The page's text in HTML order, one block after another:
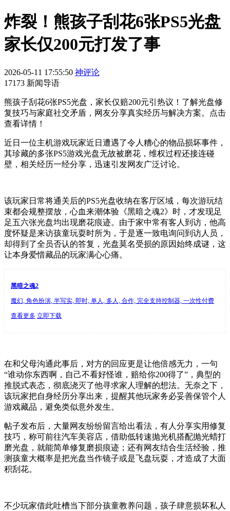
炸裂！熊孩子刮花6张PS5光盘
家长仅200元打发了事
2026-05-11 17:55:50 神评论
17173 新闻导语
熊孩子刮花6张PS5光盘，家长仅赔200元引热议！了解光盘修
复技巧与家庭社交矛盾，网友分享真实经历与解决方案。点击
查看详情！
近日一位主机游戏玩家近日遭遇了令人糟心的物品损坏事件，
其珍藏的多张PS5游戏光盘无故被磨花，维权过程还接连碰
壁，相关经历一经分享，迅速引发网友广泛讨论。
该玩家日常将通关后的PS5光盘收纳在客厅区域，每次游玩结
束都会规整摆放，心血来潮体验《黑暗之魂2》时，才发现足
足五六张光盘均出现磨花痕迹。由于家中常有客人到访，他高
度怀疑是来访孩童玩耍时所为，于是逐一致电询问到访人员，
却得到了全员否认的答复，光盘莫名受损的原因始终成谜，这
让本身爱惜藏品的玩家满心心痛。
黑暗之魂2
魔幻, 角色扮演, 半写实, 即时, 单人, 多人, 合作, 完全支持控制器, 一次性付费
查看更多 立即下载
在和父母沟通此事后，对方的回应更是让他倍感无力，一句
“谁动你东西啊，自己不看好怪谁，赔给你200得了”，典型的
推脱式表态，彻底浇灭了他寻求家人理解的想法。无奈之下，
该玩家把自身经历分享出来，提醒其他玩家务必妥善保管个人
游戏藏品，避免类似意外发生。
帖子发布后，大量网友纷纷留言给出看法，有人分享实用修复
技巧，称可前往汽车美容店，借助低转速抛光机搭配抛光蜡打
磨光盘，就能简单修复磨损痕迹；还有网友结合生活经验，推
测孩童大概率是把光盘当作镜子或是飞盘玩耍，才造成了大面
积刮花。
不少玩家借此吐槽当下部分孩童教养问题，孩子肆意损坏私人